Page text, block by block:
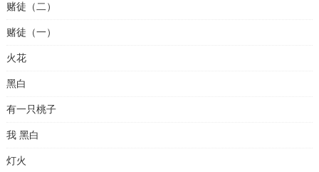
赌徒（二）
赌徒（一）
火花
黑白
有一只桃子
我 黑白
灯火